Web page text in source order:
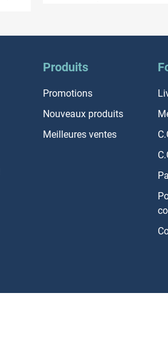
Produits
Promotions
Nouveaux produits
Meilleures ventes